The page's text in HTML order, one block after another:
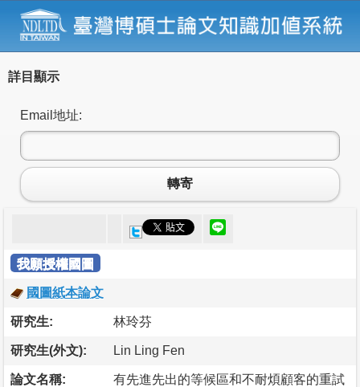
詳目顯示
Email地址:
轉寄
我願授權國圖
國圖紙本論文
研究生: 林玲芬
研究生(外文): Lin Ling Fen
論文名稱:
有先進先出的等候區和不耐煩顧客的重試